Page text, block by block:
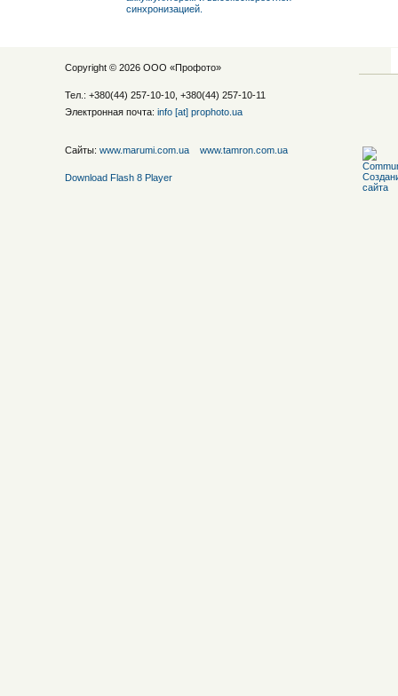
синхронизацией.
Copyright © 2026 ООО «Профото»
Тел.: +380(44) 257-10-10, +380(44) 257-10-11
Электронная почта: info [at] prophoto.ua
Сайты: www.marumi.com.ua www.tamron.com.ua
Download Flash 8 Player